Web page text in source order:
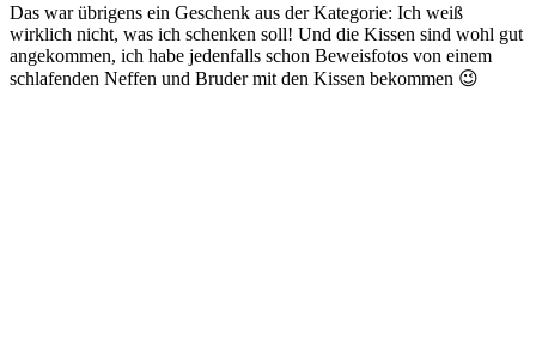
Das war übrigens ein Geschenk aus der Kategorie: Ich weiß
wirklich nicht, was ich schenken soll! Und die Kissen sind wohl gut
angekommen, ich habe jedenfalls schon Beweisfotos von einem
schlafenden Neffen und Bruder mit den Kissen bekommen 😉